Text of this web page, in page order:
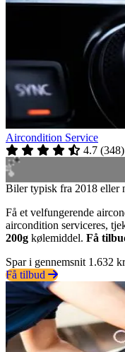
Aircondition Service
4.7 (348)
Biler typisk fra 2018 eller
Få et velfungerende
aircondition serviceres,
200g kølemiddel. Få
Spar i gennemsnit 1.632
Få tilbud